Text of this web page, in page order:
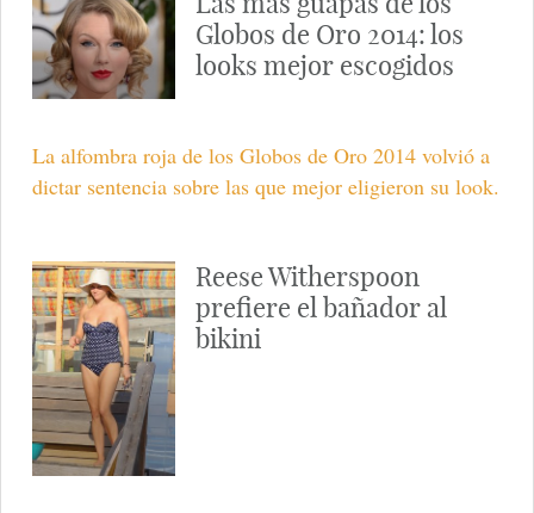
Globos de Oro 2014: los
looks mejor escogidos
La alfombra roja de los Globos de Oro 2014 volvió a
dictar sentencia sobre las que mejor eligieron su look.
Reese Witherspoon
prefiere el bañador al
bikini